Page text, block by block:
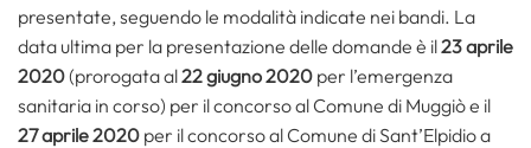
presentate, seguendo le modalità indicate nei bandi. La
data ultima per la presentazione delle domande è il23 aprile
2020(prorogata al22 giugno 2020 per l’emergenza
sanitaria in corso) per il concorso al Comune di Muggiò e il
27 aprile 2020 per il concorso al Comune di Sant’Elpidio a